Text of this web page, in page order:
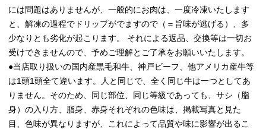
には問題はありませんが、一般的にお肉は、一度冷凍いたします
と、解凍の過程でドリップがでますので（＝旨味が逃げる）、多
少なりとも劣化が起こります。 それによる返品、交換等は一切お
受けできませんので、予めご理解とご了承をお願いいたします。
●当店取り扱いの国内産黒毛和牛、神戸ビーフ、他アメリカ産牛等
は1頭1頭全て違います。人と同じで、全く同じ牛は一つとしてあ
りません。そのため、同じ部位、同じ等級であっても、サシ（脂
身）の入り方、脂身、赤身それぞれの色味は、掲載写真と見た
目、色味が異なりますが、これによって品質や味に影響が出るこ